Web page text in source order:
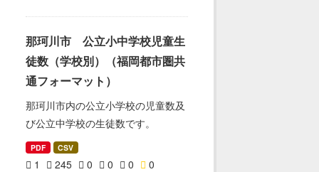
那珂川市 公立小中学校児童生
徒数（学校別）（福岡都市圏共
通フォーマット）
那珂川市内の公立小学校の児童数及
び公立中学校の生徒数です。
PDF CSV
1 245 0 0 0 0